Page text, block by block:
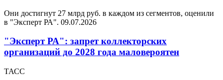
Они достигнут 27 млрд руб. в каждом из сегментов, оценили
в "Эксперт РА". 09.07.2026
"Эксперт РА": запрет коллекторских
организаций до 2028 года маловероятен
ТАСС